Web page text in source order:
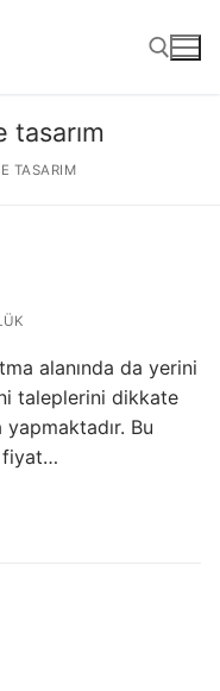
tasarım
TASARIM
alanında da yerini
taleplerini dikkate
Bu
fiyat…